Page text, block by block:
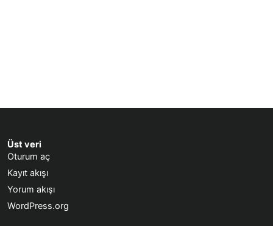
Üst veri
Oturum aç
Kayıt akışı
Yorum akışı
WordPress.org